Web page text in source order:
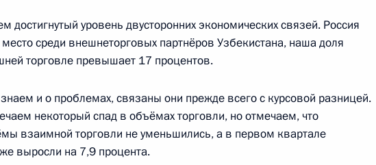
Каримову с победой на выборах
с Президентом Узбекистана Исламом
достигнутый уровень двусторонних экономических связей. Россия
среди внешнеторговых партнёров Узбекистана, наша доля
торговле превышает 17 процентов.
и о проблемах, связаны они прежде всего с курсовой разницей.
некоторый спад в объёмах торговли, но отмечаем, что
взаимной торговли не уменьшились, а в первом квартале
выросли на 7,9 процента.